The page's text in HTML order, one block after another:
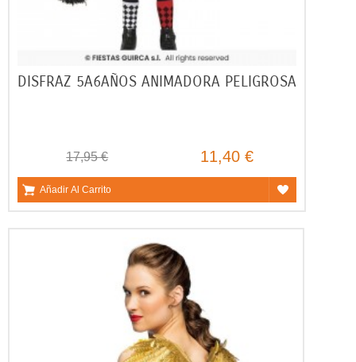
DISFRAZ 5A6AÑOS ANIMADORA PELIGROSA
17,95 € 11,40 €
Añadir Al Carrito